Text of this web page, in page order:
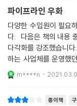
파이프라인 우화
다양한 수입원이 필요
다. 다음은 책의 내용 중 인상적이었던 문장들이다. 아버지는 늘 사업의
다각화를 강조했습니
하는 사업체를 운영했던 것인지도 모
선도 하나뿐이다." 파이프라인이 생명선임을 강조하던 아버지는 몇 개의
파이프라인
m****n
종이책